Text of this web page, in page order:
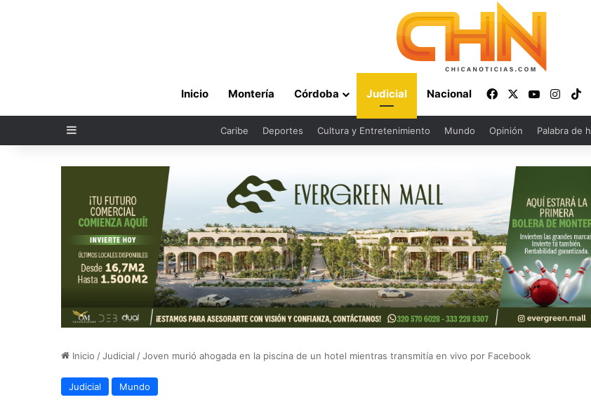
Inicio Montería Córdoba Judicial Nacional FacebookYouTube
Sidebar Caribe Deportes Cultura y Entretenimiento Mundo Opinión Palabra de
Inicio /Judicial /Joven murió ahogada en la piscina de un hotel mientras transmitía en vivo por Facebook
Judicial Mundo